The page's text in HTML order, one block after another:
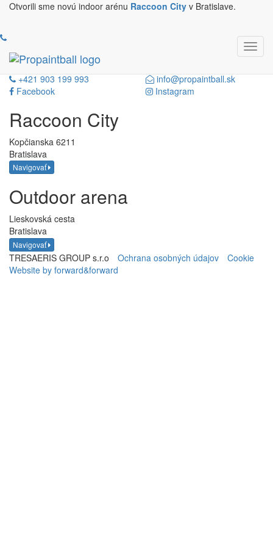
Otvorili sme novú indoor arénu Raccoon City v Bratislave.
+421 903 199 993
info@propaintball.sk
Facebook
Instagram
Raccoon City
Kopčianska 6211
Bratislava
Navigovať
Outdoor arena
Lieskovská cesta
Bratislava
Navigovať
TRESAERIS GROUP s.r.o Ochrana osobných údajov
Cookie
Website by forward&forward